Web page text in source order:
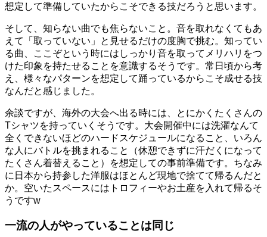
想定して準備していたからこそできる技だろうと思います。
そして、知らない曲でも焦らないこと。音を取れなくてもあ
えて「取っていない」と見せるだけの度胸で挑む。知ってい
る曲、ここぞという時にはしっかり音を取ってメリハリをつ
けた印象を持たせることを意識するそうです。常日頃から考
え、様々なパターンを想定して踊っているからこそ成せる技
なんだと感じました。
余談ですが、海外の大会へ出る時には、とにかくたくさんの
Tシャツを持っていくそうです。大会開催中には洗濯なんて
全くできないほどのハードスケジュールになること、いろん
な人にバトルを挑まれること（休憩できずに汗だくになって
たくさん着替えること）を想定しての事前準備です。ちなみ
に日本から持参した洋服はほとんど現地で捨てて帰るんだと
か。空いたスペースにはトロフィーやお土産を入れて帰るそ
うですw
一流の人がやっていることは同じ